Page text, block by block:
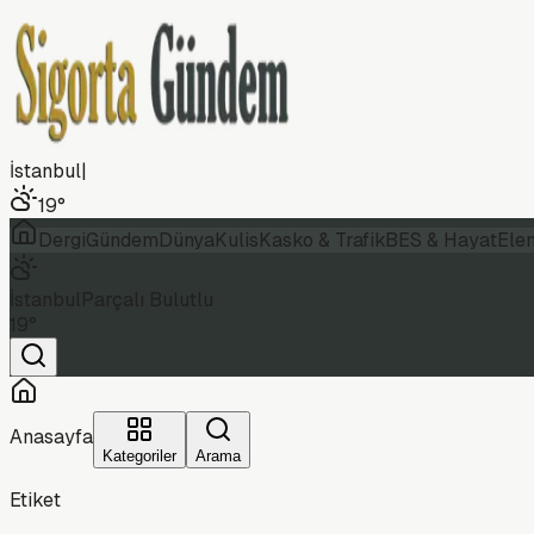
İstanbul|
19°
DergiGündemDünyaKulisKasko & TrafikBES & Hayat
Anasayfa
Kategoriler Arama
Etiket